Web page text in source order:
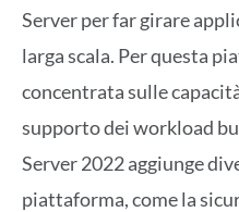
Server per far girare
larga scala. Per questa
concentrata sulle
supporto dei workload
Server 2022 aggiunge
piattaforma, come la